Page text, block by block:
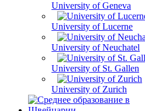
University of Geneva
University of Lucerne
University of Neuchatel
University of St. Gallen
University of Zurich